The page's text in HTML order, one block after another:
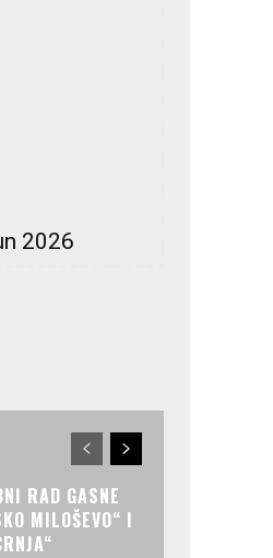
2026
RAD GASNE
MILOŠEVO“ I